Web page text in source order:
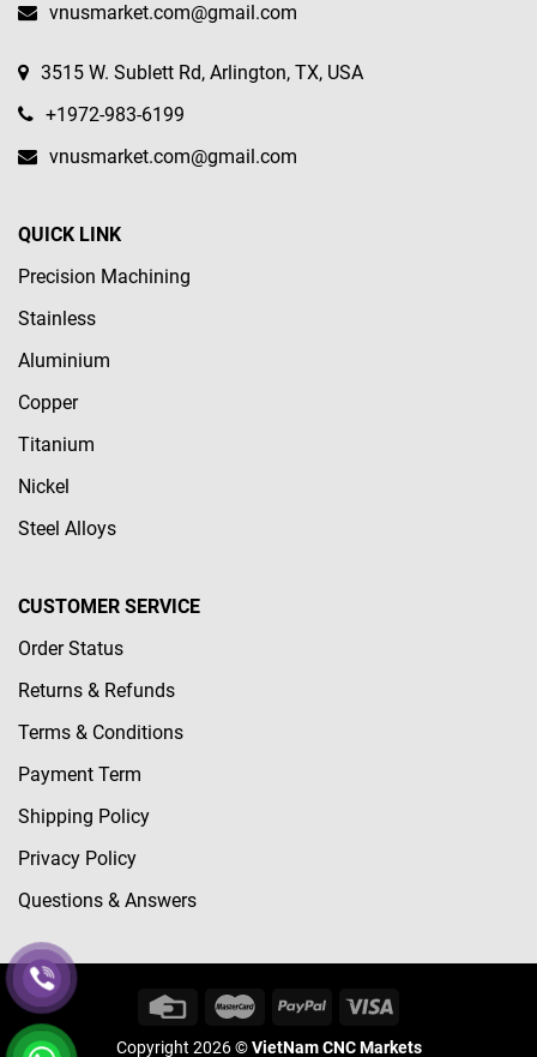
vnusmarket.com@gmail.com
3515 W. Sublett Rd, Arlington, TX, USA
+1972-983-6199
vnusmarket.com@gmail.com
QUICK LINK
Precision Machining
Stainless
Aluminium
Copper
Titanium
Nickel
Steel Alloys
CUSTOMER SERVICE
Order Status
Returns & Refunds
Terms & Conditions
Payment Term
Shipping Policy
Privacy Policy
Questions & Answers
Copyright 2026 ©VietNam CNC Markets